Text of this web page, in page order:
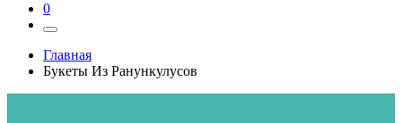
0
Главная
Букеты Из Ранункулусов